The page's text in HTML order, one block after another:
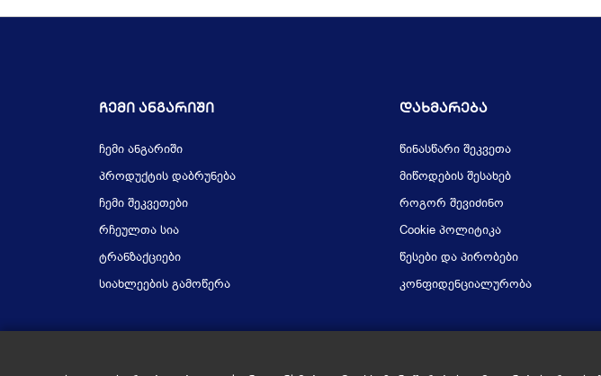
Ჩემი Ანგარიში
ჩემი ანგარიში
პროდუქტის დაბრუნება
ჩემი შეკვეთები
რჩეულთა სია
ტრანზაქციები
სიახლეების გამოწერა
Დახმარება
წინასწარი შეკვეთა
მიწოდების შესახებ
როგორ შევიძინო
Cookie პოლიტიკა
წესები და პირობები
კონფიდენციალურობა